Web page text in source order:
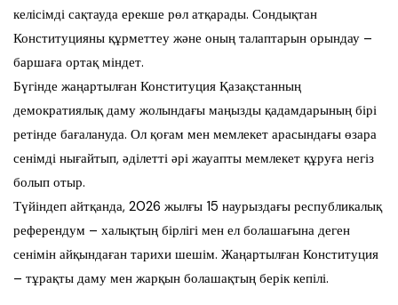
келісімді сақтауда ерекше рөл атқарады. Сондықтан
Конституцияны құрметтеу және оның талаптарын орындау –
баршаға ортақ міндет.
Бүгінде жаңартылған Конституция Қазақстанның
демократиялық даму жолындағы маңызды қадамдарының бірі
ретінде бағалануда. Ол қоғам мен мемлекет арасындағы өзара
сенімді нығайтып, әділетті әрі жауапты мемлекет құруға негіз
болып отыр.
Түйіндеп айтқанда, 2026 жылғы 15 наурыздағы республикалық
референдум – халықтың бірлігі мен ел болашағына деген
сенімін айқындаған тарихи шешім. Жаңартылған Конституция
– тұрақты даму мен жарқын болашақтың берік кепілі.